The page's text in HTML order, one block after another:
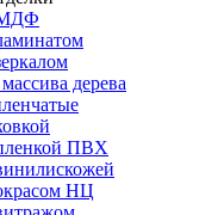
дерева
ПВХ
НЦ